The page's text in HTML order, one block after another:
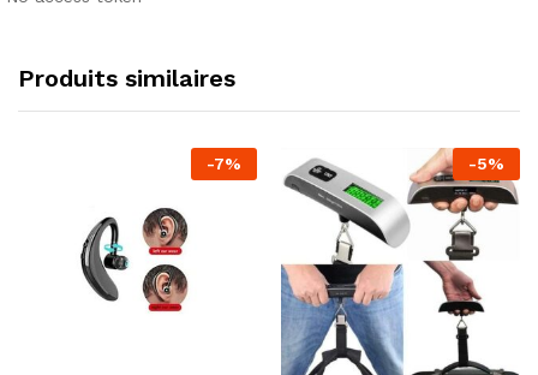
Produits similaires
-7% -5%